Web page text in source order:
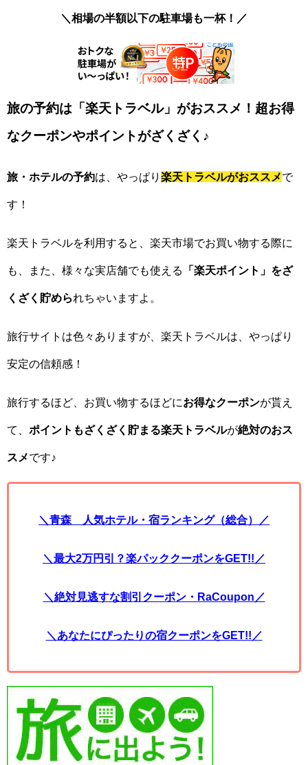
＼相場の半額以下の駐車場も一杯！／
旅の予約は「楽天トラベル」がおススメ！超お得
なクーポンやポイントがざくざく♪
旅・ホテルの予約は、やっぱり 楽天トラベルがおススメで
す！
楽天トラベルを利用すると、楽天市場でお買い物する際に
も、また、様々な実店舗でも使える 「楽天ポイント」をざ
くざく貯められちゃいますよ。
旅行サイトは色々ありますが、楽天トラベルは、やっぱり
安定の信頼感！
旅行するほど、お買い物するほどにお得なクーポンが貰え
て、 ポイントもざくざく貯まる楽天トラベルが絶対のおス
スメです♪
＼青森 人気ホテル・宿ランキング（総合）／
＼最大2万円引？楽パッククーポンをGET!!／
＼絶対見逃すな割引クーポン・RaCoupon／
＼あなたにぴったりの宿クーポンをGET!!／